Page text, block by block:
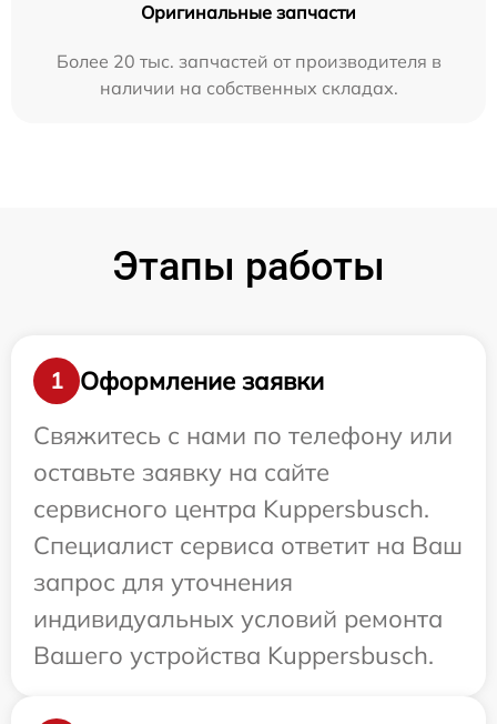
Оригинальные запчасти
Более 20 тыс. запчастей от производителя в
наличии на собственных складах.
Этапы работы
1
Оформление заявки
Свяжитесь с нами по телефону или
оставьте заявку на сайте
сервисного центра Kuppersbusch.
Специалист сервиса ответит на Ваш
запрос для уточнения
индивидуальных условий ремонта
Вашего устройства Kuppersbusch.